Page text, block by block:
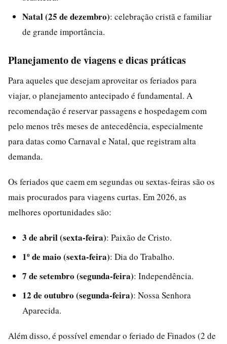
Natal (25 de dezembro): celebração cristã e familiar
de grande importância.
Planejamento de viagens e dicas práticas
Para aqueles que desejam aproveitar os feriados para
viajar, o planejamento antecipado é fundamental. A
recomendação é reservar passagens e hospedagem com
pelo menos três meses de antecedência, especialmente
para datas como Carnaval e Natal, que registram alta
demanda.
Os feriados que caem em segundas ou sextas-feiras são os
mais procurados para viagens curtas. Em 2026, as
melhores oportunidades são:
3 de abril (sexta-feira): Paixão de Cristo.
1º de maio (sexta-feira): Dia do Trabalho.
7 de setembro (segunda-feira): Independência.
12 de outubro (segunda-feira): Nossa Senhora
Aparecida.
Além disso, é possível emendar o feriado de Finados (2 de